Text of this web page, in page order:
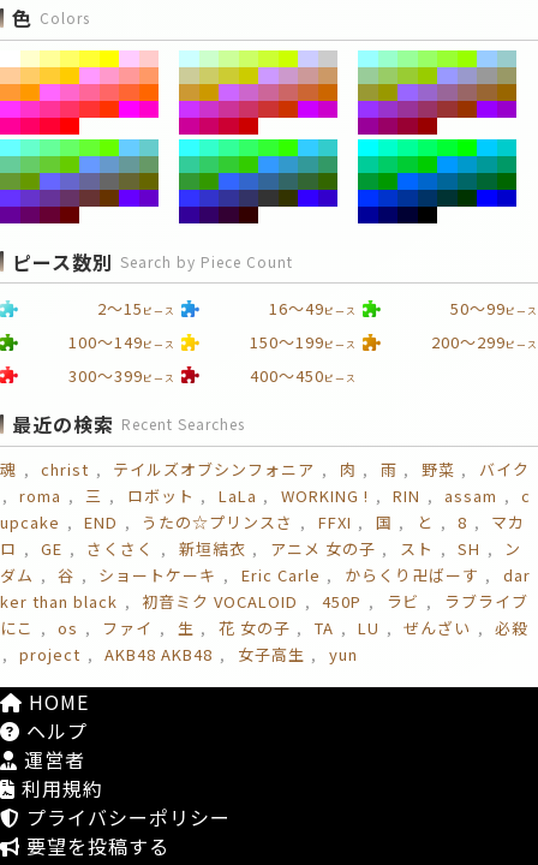
色 Colors
ピース数別 Search by Piece Count
2～15 ピース 16～49ピース 50～99ピース
100～149ピース 150～199ピース 200～299ピース
300～399ピース 400～450ピース
最近の検索 Recent Searches
魂 christ テイルズオブシンフォニア 肉 雨 野菜
バイク
roma
三 ロボット LaLa WORKING ! RIN assam
c
upcake
END うたの☆プリンスさ FFXI 国 と 8
マカ
ロ
GE さくさく 新垣結衣 アニメ 女の子 スト SH
ン
ダム
谷 ショートケーキ Eric Carle からくり卍ばーす
dar
ker than black
初音ミク VOCALOID 450P ラビ
ラブライブ
にこ
os ファイ 生 花 女の子 TA LU ぜんざい
必殺
project
AKB48 AKB48 女子高生 yun
HOME
ヘルプ
運営者
利用規約
プライバシーポリシー
要望を投稿する